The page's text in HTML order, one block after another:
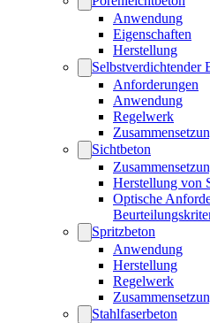
Anwendung
Eigenschaften
Herstellung
Selbstverdichtender
Anforderungen
Anwendung
Regelwerk
Sichtbeton
Herstellung von
Optische
Spritzbeton
Anwendung
Herstellung
Regelwerk
Stahlfaserbeton